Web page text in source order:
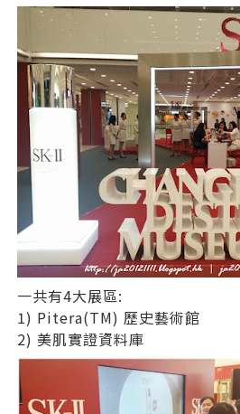
一共有4大展區:
1) Pitera(TM) 歷史藝術館
2) 美肌實證資料庫